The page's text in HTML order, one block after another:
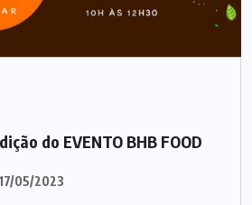
do EVENTO BHB FOOD
17/05/2023